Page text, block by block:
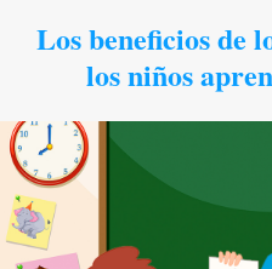
Los beneficios de
los niños